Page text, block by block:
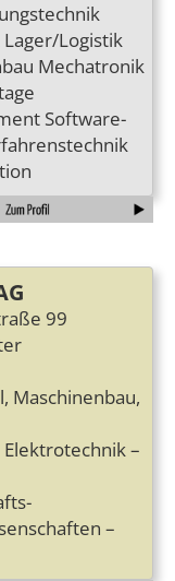
Logistik
Mechatronik
Software-
99
Maschinenbau,
Elektrotechnik –
–